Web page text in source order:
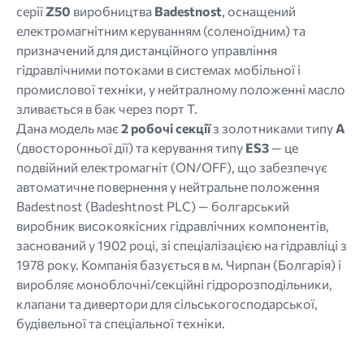
серіїZ50 виробництва Badestnost , оснащений
електромагнітним керуванням (соленоїдним) та
призначений для дистанційного управління
гідравлічними потоками в системах мобільної і
промислової техніки, у нейтралному положенні масло
зливається в бак через порт Т.
Дана модель має2 робочі секціїз золотниками типу A
(двосторонньої дії) та керування типу ES3 — це
подвійний електромагніт (ON/OFF), що забезпечує
автоматичне повернення у нейтральне положення
Badestnost (Badeshtnost PLC) — болгарський
виробник високоякісних гідравлічних компонентів,
заснований у 1902 році, зі спеціалізацією на гідравліці з
1978 року. Компанія базується в м. Чирпан (Болгарія) і
виробляє моноблочні/секційні гідророзподільники,
клапани та дивертори для сільськогосподарської,
будівельної та спеціальної техніки.